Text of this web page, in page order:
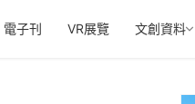
電子刊 VR展覽 文創資料